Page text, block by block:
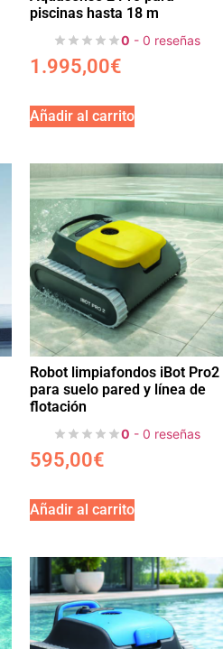
piscinas hasta 18 m
0 - 0 reseñas
1.995,00€
Añadir al carrito
Robot limpiafondos iBot Pro2
para suelo pared y línea de
flotación
0 - 0 reseñas
595,00€
Añadir al carrito